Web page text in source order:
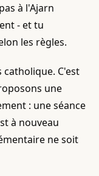
à l'Ajarn
- et tu
les règles.
catholique. C'est
une
: une séance
à nouveau
ne soit